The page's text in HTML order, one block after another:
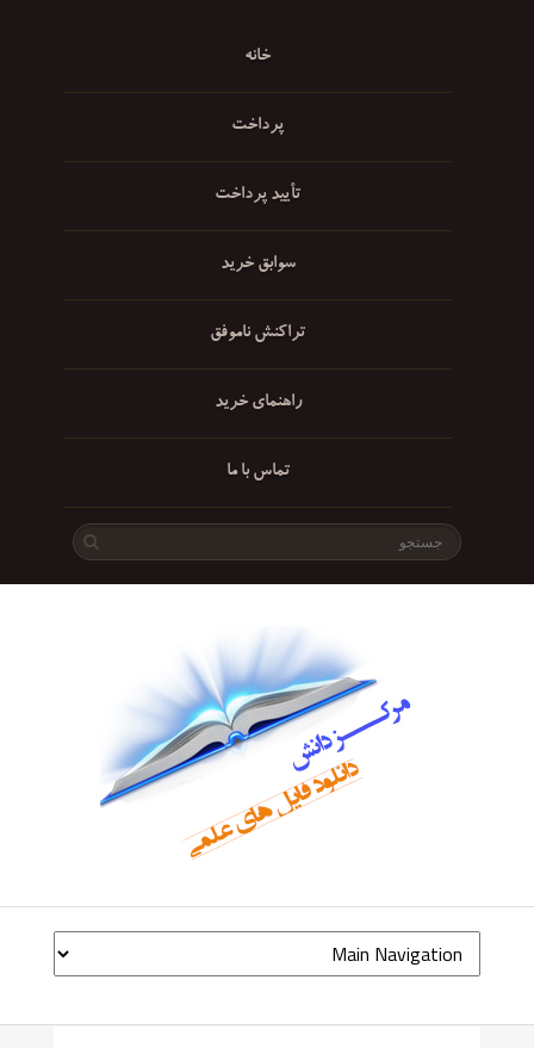
خانه
پرداخت
تأیید پرداخت
سوابق خرید
تراکنش ناموفق
راهنمای خرید
تماس با ما